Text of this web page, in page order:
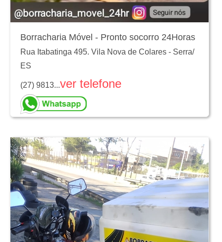
Borracharia Móvel - Pronto socorro 24Horas
Rua Itabatinga 495. Vila Nova de Colares - Serra/
ES
(27) 9813...ver telefone